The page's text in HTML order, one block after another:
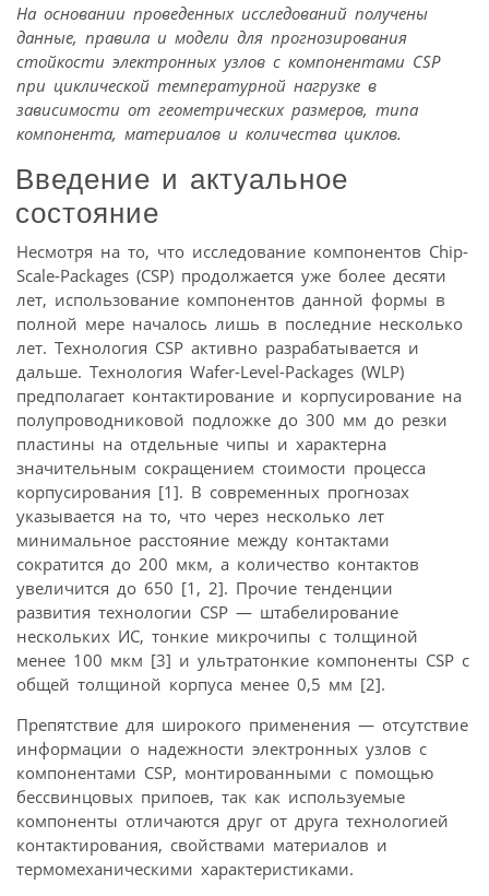
На основании проведенных исследований получены
данные, правила и модели для прогнозирования
стойкости электронных узлов с компонентами CSP
при циклической температурной нагрузке в
зависимости от геометрических размеров, типа
компонента, материалов и количества циклов.
Введение и актуальное
состояние
Несмотря на то, что исследование компонентов Chip-
Scale-Packages (CSP) продолжается уже более десяти
лет, использование компонентов данной формы в
полной мере началось лишь в последние несколько
лет. Технология CSP активно разрабатывается и
дальше. Технология Wafer-Level-Packages (WLP)
предполагает контактирование и корпусирование на
полупроводниковой подложке до 300 мм до резки
пластины на отдельные чипы и характерна
значительным сокращением стоимости процесса
корпусирования [1]. В современных прогнозах
указывается на то, что через несколько лет
минимальное расстояние между контактами
сократится до 200 мкм, а количество контактов
увеличится до 650 [1, 2]. Прочие тенденции
развития технологии CSP — штабелирование
нескольких ИС, тонкие микрочипы с толщиной
менее 100 мкм [3] и ультратонкие компоненты CSP с
общей толщиной корпуса менее 0,5 мм [2].
Препятствие для широкого применения — отсутствие
информации о надежности электронных узлов с
компонентами CSP, монтированными с помощью
бессвинцовых припоев, так как используемые
компоненты отличаются друг от друга технологией
контактирования, свойствами материалов и
термомеханическими характеристиками.